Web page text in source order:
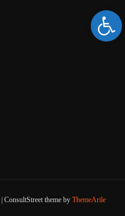
ConsultStreet theme by ThemeArile